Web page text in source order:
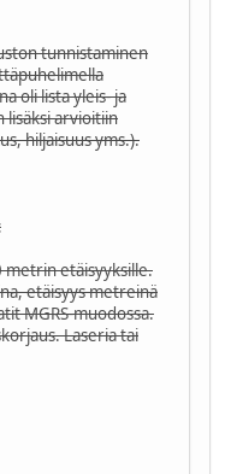
tunnistaminen
oli lista yleis- ja
arvioitiin
hiljaisuus yms.).
metrin etäisyyksille.
etäisyys metreinä
MGRS-muodossa.
Laseria tai